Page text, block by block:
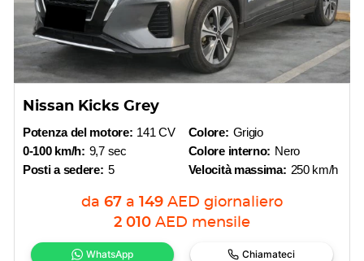
Nissan Kicks Grey
Potenza del motore: 141 CV
0-100 km/h: 9,7 sec
Posti a sedere: 5
Colore: Grigio
Colore interno: Nero
Velocità massima: 250 km/h
da 67 a 149 AED giornaliero
2 010 AED mensile
WhatsApp Chiamateci